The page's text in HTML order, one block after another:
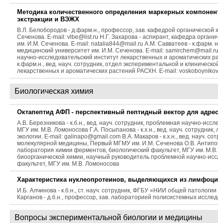
Методика количественного определения маркерных
экстракции и ВЭЖХ
В.Л. Белобородов - д.фарм.н., профессор, зав. кафедрой
Сеченова. E-mail: vlbe@list.ru Н.Г. Захарова - аспирант, кафедра
им. И.М. Сеченова. E-mail: natalia844@mail.ru А.М. Савватеев - к.фарм.
медицинский университет им. И.М. Сеченова. E-mail:
научно-исследовательский институт лекарственных и
к.фарм.н., вед. науч. сотрудник, отдел экспериментальной и
лекарственных и ароматических растений РАСХН. E-mail:
Биологическая химия
Октапептид АФП - перспективный пептидный вектор для
А.В. Березникова - к.б.н., вед. науч. сотрудник, проблемная научно-
МГУ им. М.В. Ломоносова Г.А. Посыпанова - к.х.н., вед. науч.
экологии. E-mail: galinapo@gmail.com В.А. Макаров - к.х.н., вед. науч.
молекулярной медицины, Первый МГМУ им. И.М. Сеченова О.В.
лаборатория химии ферментов, биологический факультет, МГУ им.
биоорганической химии, научный руководитель проблемной научно-
факультет, МГУ им. М.В. Ломоносова
Характеристика нуклеопротеинов, выделяющихся из
И.Б. Алчинова - к.б.н., ст. науч. сотрудник, ФГБУ «НИИ общей
Карганов - д.б.н., профессор, зав. лабораторией полисистемных
Вопросы экспериментальной биологии и медицины